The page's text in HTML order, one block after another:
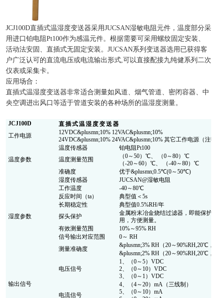
JCJ100D直插式温湿度变送器采用JUCSAN湿敏电阻元件，温度部分采
用进口铂电阻Pt100作为感温元件。根据需要可采用螺纹固定安装、
活动法安固、直插式无固定安装。JUCSAN系列变送器选用已获得客
户广泛认可的直流电压或电流输出形式,可以直接配接九纯健系列二次
仪表或采集卡。
应用场合：
直插式温湿度变送器非常适合测量如风道、烟气管道、密闭容器、中
央空调进出风口等适于管道安装的各种场所的温湿度测量。
JCJ100D
直插式温湿度变送器
工作电源
12VDC&plusmn;10% 12VAC&plusmn;10%
24VDC&plusmn;10% 24VAC&plusmn;10% 其它工作电源（注
温度参数
温度传感器
铂电阻Pt100
温度测量范围
（0～50）℃、 （0～80）℃
（-20～60）℃、 （-40～80）℃
准确度
优于&plusmn;0.5℃(0～50℃)
湿度参数
湿度传感器
JUCSAN@湿敏电阻
工作温度
-40～80℃
反应时间（ta）
典型值＜5s
长期稳定性
典型值0.5%RH/年
探头保护
金属粉末冶金烧结过滤器，即能保护
用，方便测量。
有效测量范围
10%～95% RH
信号输出对应范围
0～ RH
测量准确度
&plusmn;3% RH（20～90%RH,20℃，
&plusmn;2% RH（20～90%RH,20℃，
输出信号
电压信号
1、（0～5）VDC
2、（0～10）VDC
3、（0～1）VDC
电流信号
4、（4～20）mA（三线制）
5、（0～10）mA